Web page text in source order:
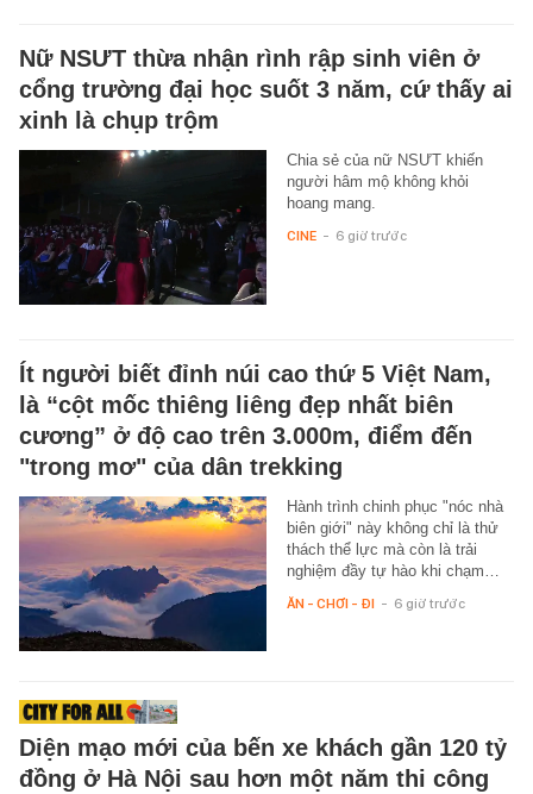
Nữ NSƯT thừa nhận rình rập sinh viên ở
cổng trường đại học suốt 3 năm, cứ thấy ai
xinh là chụp trộm
Chia sẻ của nữ NSƯT khiến
người hâm mộ không khỏi
hoang mang.
CINE - 6 giờ trước
Ít người biết đỉnh núi cao thứ 5 Việt Nam,
là “cột mốc thiêng liêng đẹp nhất biên
cương” ở độ cao trên 3.000m, điểm đến
"trong mơ" của dân trekking
Hành trình chinh phục "nóc nhà
biên giới" này không chỉ là thử
thách thể lực mà còn là trải
nghiệm đầy tự hào khi chạm…
ĂN - CHƠI - ĐI - 6 giờ trước
Diện mạo mới của bến xe khách gần 120 tỷ
đồng ở Hà Nội sau hơn một năm thi công